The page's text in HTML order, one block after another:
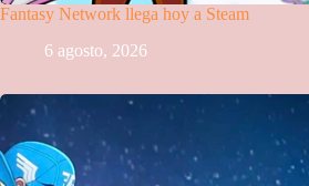
Fantasy Network llega hoy a Steam
6 agosto, 2026